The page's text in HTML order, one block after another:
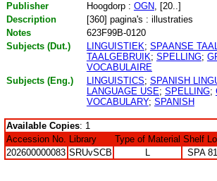
Publisher
Hoogdorp : OGN, [20..]
Description
[360] pagina's : illustraties
Notes
623F99B-0120
Subjects (Dut.)
LINGUISTIEK; SPAANSE
TAALGEBRUIK; SPELLING;
VOCABULAIRE
Subjects (Eng.)
LINGUISTICS; SPANISH
LANGUAGE USE; SPELLING;
VOCABULARY; SPANISH
Available Copies: 1
Accession No. Library Type of Material Shelf
202600000083 SRUvSCB L SPA 81